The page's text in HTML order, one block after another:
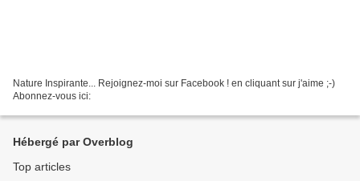
Nature Inspirante... Rejoignez-moi sur Facebook ! en cliquant sur j'aime ;-)
Abonnez-vous ici:
Hébergé par Overblog
Top articles